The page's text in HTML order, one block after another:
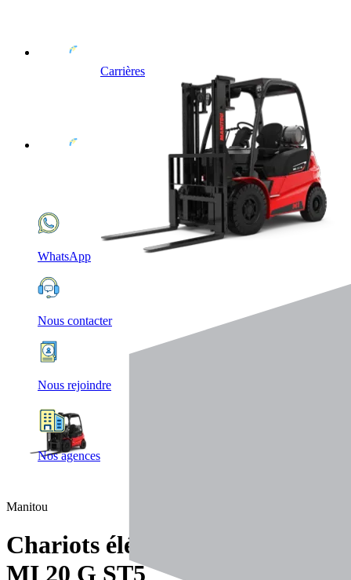
Carrières
WhatsApp
Nous contacter
Nous rejoindre
Nos agences
Manitou
Chariots élévateurs
MI 20 G ST5